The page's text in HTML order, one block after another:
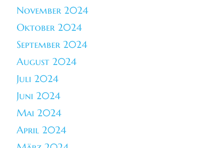
November 2024
Oktober 2024
September 2024
August 2024
Juli 2024
Juni 2024
Mai 2024
April 2024